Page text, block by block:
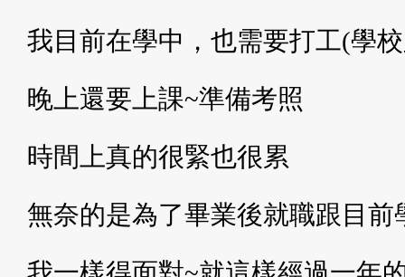
我目前在學中，也需要打工(學
晚上還要上課~準備考照
時間上真的很緊也很累
無奈的是為了畢業後就職跟目前